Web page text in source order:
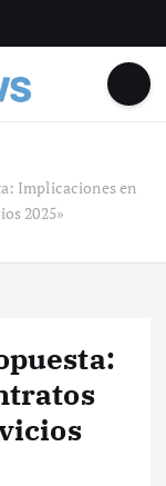
Implicaciones en
2025»